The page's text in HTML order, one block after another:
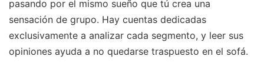
pasando por el mismo sueño que tú crea una
sensación de grupo. Hay cuentas dedicadas
exclusivamente a analizar cada segmento, y leer sus
opiniones ayuda a no quedarse traspuesto en el sofá.